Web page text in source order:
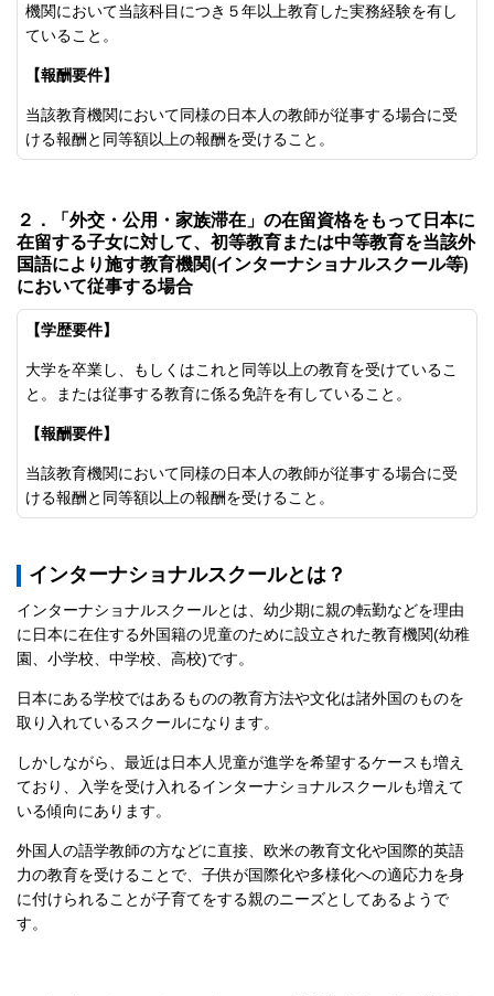
機関において当該科目につき５年以上教育した実務経験を有し
ていること。
【報酬要件】
当該教育機関において同様の日本人の教師が従事する場合に受
ける報酬と同等額以上の報酬を受けること。
２．「外交・公用・家族滞在」の在留資格をもって日本に
在留する子女に対して、初等教育または中等教育を当該外
国語により施す教育機関(インターナショナルスクール等)
において従事する場合
【学歴要件】
大学を卒業し、もしくはこれと同等以上の教育を受けているこ
と。または従事する教育に係る免許を有していること。
【報酬要件】
当該教育機関において同様の日本人の教師が従事する場合に受
ける報酬と同等額以上の報酬を受けること。
インターナショナルスクールとは？
インターナショナルスクールとは、幼少期に親の転勤などを理由
に日本に在住する外国籍の児童のために設立された教育機関(幼稚
園、小学校、中学校、高校)です。
日本にある学校ではあるものの教育方法や文化は諸外国のものを
取り入れているスクールになります。
しかしながら、最近は日本人児童が進学を希望するケースも増え
ており、入学を受け入れるインターナショナルスクールも増えて
いる傾向にあります。
外国人の語学教師の方などに直接、欧米の教育文化や国際的英語
力の教育を受けることで、子供が国際化や多様化への適応力を身
に付けられることが子育てをする親のニーズとしてあるようで
す。